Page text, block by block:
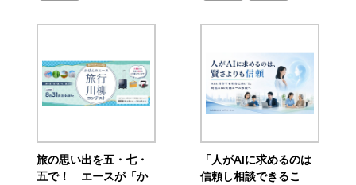
旅の思い出を五・七・
五で！ エースが「か
「人がAIに求めるのは
信頼し相談できるこ